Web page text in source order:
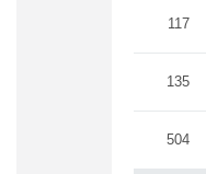
117
135
504